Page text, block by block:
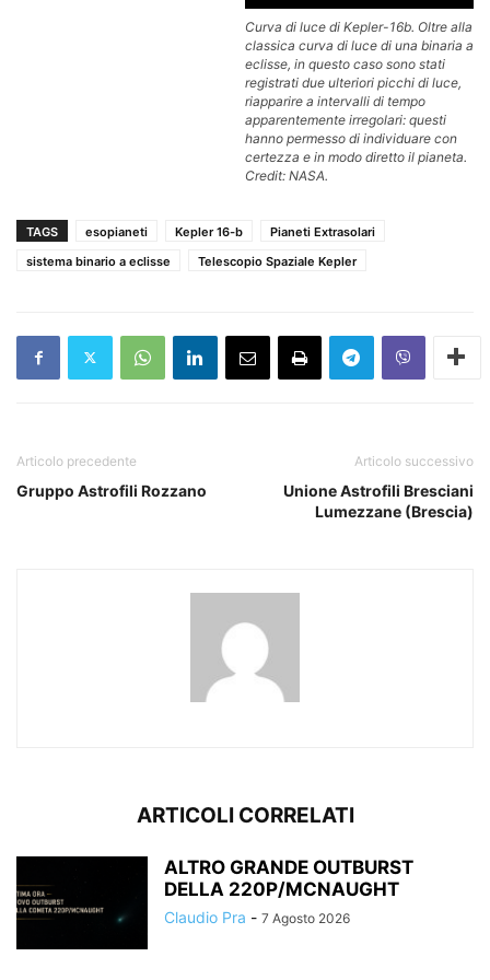
Curva di luce di Kepler-16b. Oltre alla
classica curva di luce di una binaria a
eclisse, in questo caso sono stati
registrati due ulteriori picchi di luce,
riapparire a intervalli di tempo
apparentemente irregolari: questi
hanno permesso di individuare con
certezza e in modo diretto il pianeta.
Credit: NASA.
TAGS esopianeti Kepler 16-b
Pianeti Extrasolari
sistema binario a eclisse
Telescopio Spaziale Kepler
Articolo precedente
Gruppo Astrofili Rozzano
Articolo successivo
Unione Astrofili Bresciani
Lumezzane (Brescia)
ARTICOLI CORRELATI
ALTRO GRANDE OUTBURST
DELLA 220P/MCNAUGHT
Claudio Pra - 7 Agosto 2026